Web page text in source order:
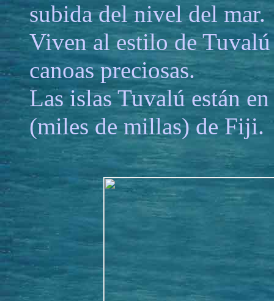
subida del nivel del mar.
Viven al estilo de Tuvalú
canoas preciosas.
Las islas Tuvalú están
(miles de millas) de Fiji.